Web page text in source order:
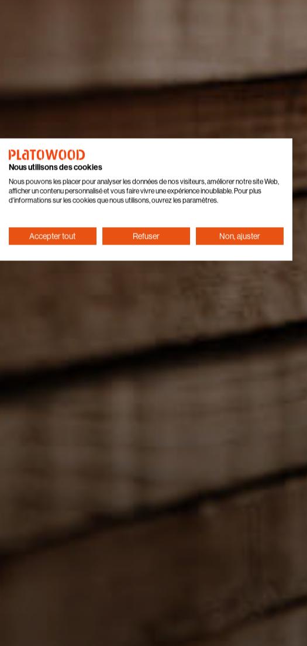
Nous utilisons des cookies
Nous pouvons les placer pour analyser les données de nos visiteurs, améliorer notre site Web,
afficher un contenu personnalisé et vous faire vivre une expérience inoubliable. Pour plus
d'informations sur les cookies que nous utilisons, ouvrez les paramètres.
Accepter tout Refuser Non, ajuster